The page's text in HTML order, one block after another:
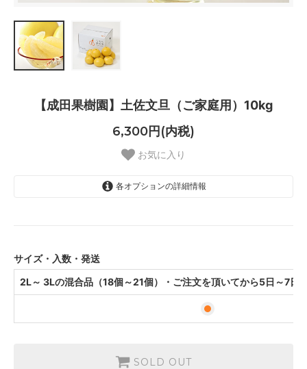
【成田果樹園】土佐文旦（ご家庭用）10kg
6,300円(内税)
お気に入り
各オプションの詳細情報
サイズ・入数・発送
2L～ 3Lの混合品（18個～21個）・ご注文を頂いてから5日～7日
SOLD OUT